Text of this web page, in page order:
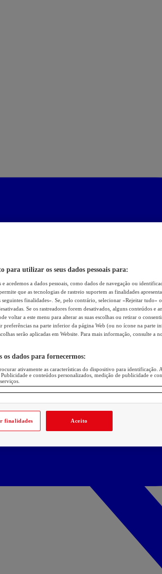
para utilizar os seus dados pessoais para:
e acedemos a dados pessoais, como dados de navegação ou
que as tecnologias de rastreio suportem as finalidades
seguintes finalidades». Se, pelo contrário, selecionar «Rejeitar tudo»
Se os rastreadores forem desativados, alguns conteúdos e
voltar a este menu para alterar as suas escolhas ou retirar o
preferências na parte inferior da página Web (ou no ícone na parte
serão aplicadas em Website. Para mais informação, consulte a
os dados para fornecermos:
ativamente as características do dispositivo para identificação.
e conteúdos personalizados, medição de publicidade e
finalidades Aceito